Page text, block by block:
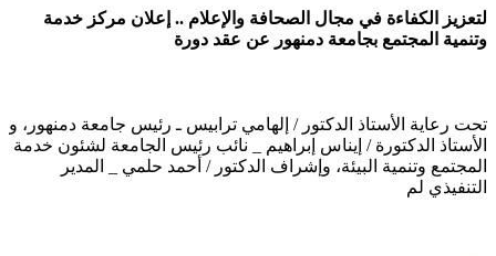
لتعزيز الكفاءة في مجال الصحافة والإعلام .. إعلان مركز خدمة
وتنمية المجتمع بجامعة دمنهور عن عقد دورة
تحت رعاية الأستاذ الدكتور / إلهامي ترابيس ـ رئيس جامعة دمنهور، و
الأستاذ الدكتورة / إيناس إبراهيم _ نائب رئيس الجامعة لشئون خدمة
المجتمع وتنمية البيئة، وإشراف الدكتور / أحمد حلمي _ المدير
التنفيذي لم